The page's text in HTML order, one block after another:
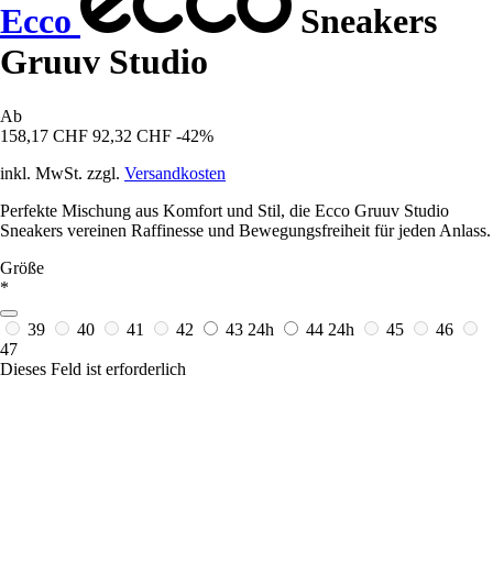
Ecco
Sneakers
Gruuv Studio
Ab
158,17 CHF 92,32 CHF -42%
inkl. MwSt. zzgl. Versandkosten
Perfekte Mischung aus Komfort und Stil, die Ecco Gruuv Studio
Sneakers vereinen Raffinesse und Bewegungsfreiheit für jeden Anlass.
Größe
*
39 40 41 42 43 24h 44 24h 45
46
47
Dieses Feld ist erforderlich